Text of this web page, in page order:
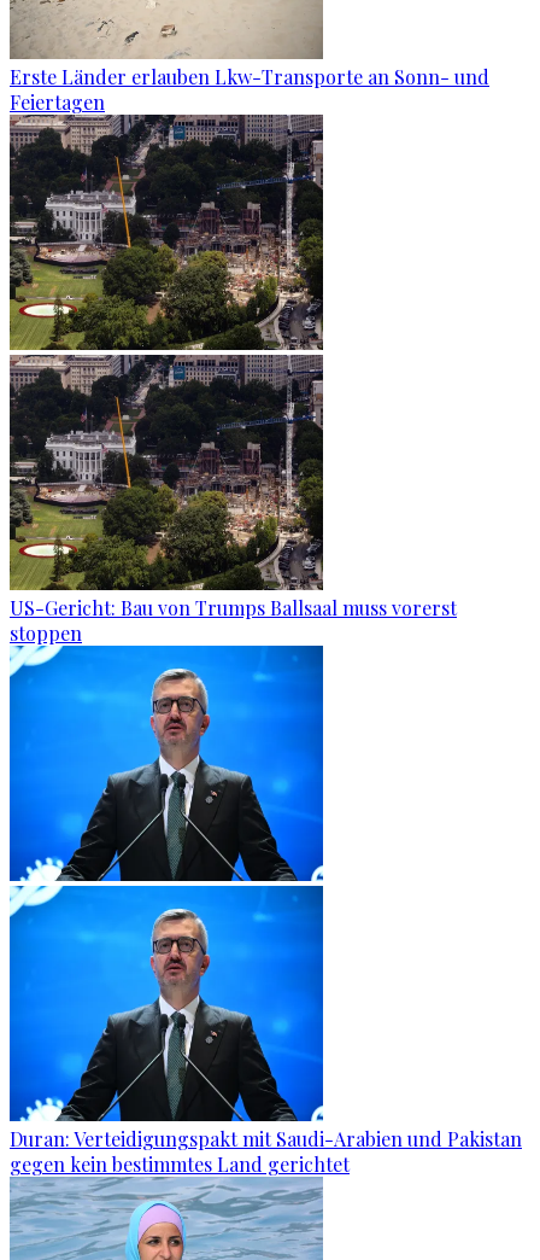
Erste Länder erlauben Lkw-Transporte an Sonn- und
Feiertagen
US-Gericht: Bau von Trumps Ballsaal muss vorerst
stoppen
Duran: Verteidigungspakt mit Saudi-Arabien und Pakistan
gegen kein bestimmtes Land gerichtet